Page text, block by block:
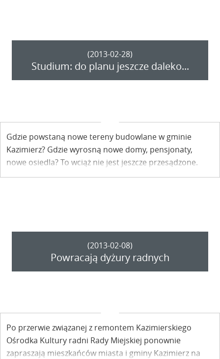
(2013-02-28)
Studium: do planu jeszcze daleko...
Gdzie powstaną nowe tereny budowlane w gminie
Kazimierz? Gdzie wyrosną nowe domy, pensjonaty,
nowe osiedla? To wciąż nie jest jeszcze przesądzone.
Prace nad studium uwarunkowania przestrzennego
(2013-02-08)
Powracają dyżury radnych
Po przerwie związanej z remontem Kazimierskiego
Ośrodka Kultury radni Rady Miejskiej ponownie
zapraszają mieszkańców miasta i gminy Kazimierz na